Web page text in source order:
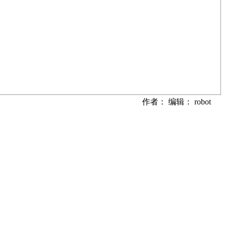
作者： 编辑： robot